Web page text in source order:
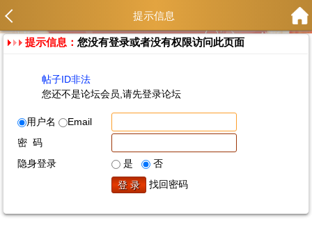
提示信息
提示信息：您没有登录或者没有权限访问此页面
帖子ID非法
您还不是论坛会员,请先登录论坛
用户名
Email
密 码
隐身登录
是
否
找回密码